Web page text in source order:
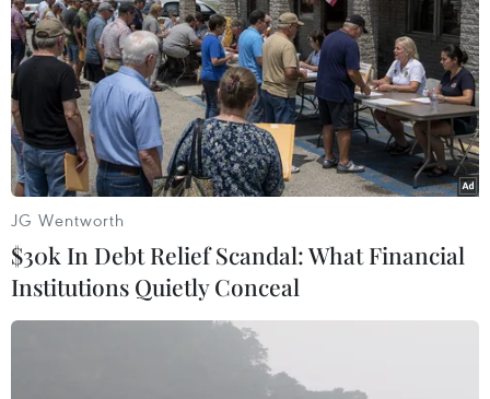
#Dự báo thời tiết #Mưa lớn #Lũ quét
#Sạt lở
#Nắng nóng
#Ngập lụt #Thiên tai
Theo dõi VietnamPlus
JG Wentworth
$30k In Debt Relief Scandal: What Financial
Institutions Quietly Conceal